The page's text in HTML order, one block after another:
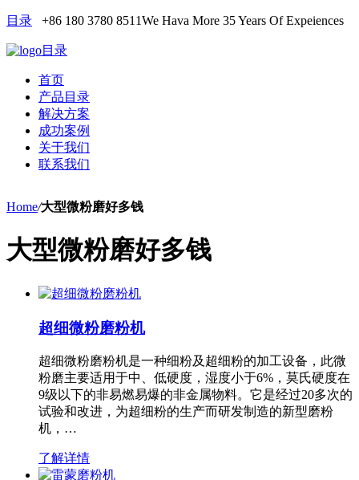
目录 +86 180 3780 8511We Hava More 35 Years Of Expeiences
目录
首页
产品目录
解决方案
成功案例
关于我们
联系我们
Home/大型微粉磨好多钱
大型微粉磨好多钱
超细微粉磨粉机
超细微粉磨粉机是一种细粉及超细粉的加工设备，此微
粉磨主要适用于中、低硬度，湿度小于6%，莫氏硬度在
9级以下的非易燃易爆的非金属物料。它是经过20多次的
试验和改进，为超细粉的生产而研发制造的新型磨粉
机，…
了解详情